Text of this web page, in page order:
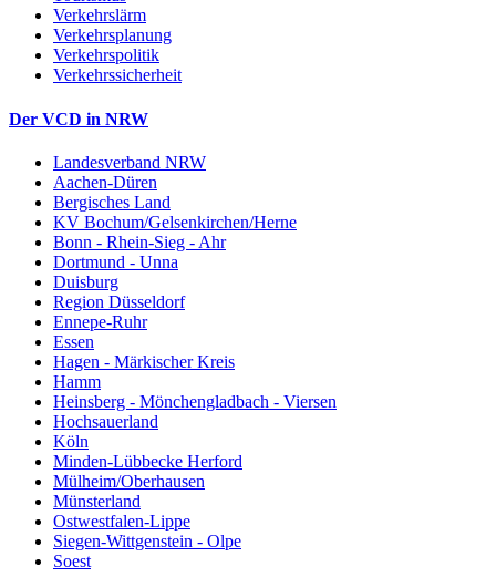
Verkehrslärm
Verkehrsplanung
Verkehrspolitik
Verkehrssicherheit
Der VCD in NRW
Landesverband NRW
Aachen-Düren
Bergisches Land
KV Bochum/Gelsenkirchen/Herne
Bonn - Rhein-Sieg - Ahr
Dortmund - Unna
Duisburg
Region Düsseldorf
Ennepe-Ruhr
Essen
Hagen - Märkischer Kreis
Hamm
Heinsberg - Mönchengladbach - Viersen
Hochsauerland
Köln
Minden-Lübbecke Herford
Mülheim/Oberhausen
Münsterland
Ostwestfalen-Lippe
Siegen-Wittgenstein - Olpe
Soest